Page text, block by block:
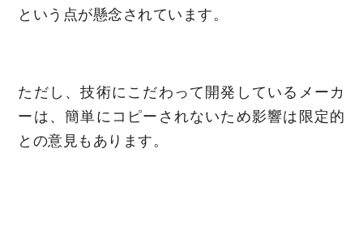
という点が懸念されています。
ただし、技術にこだわって開発しているメーカ
ーは、簡単にコピーされないため影響は限定的
との意見もあります。